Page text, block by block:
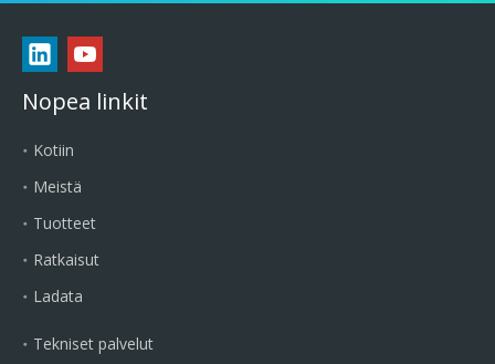
Nopea linkit
Kotiin
Meistä
Tuotteet
Ratkaisut
Ladata
Tekniset palvelut